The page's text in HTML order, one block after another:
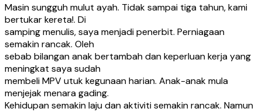
Masin sungguh mulut ayah. Tidak sampai tiga tahun, kami
bertukar kereta!. Di
samping menulis, saya menjadi penerbit. Perniagaan
semakin rancak. Oleh
sebab bilangan anak bertambah dan keperluan kerja yang
meningkat saya sudah
membeli MPV utuk kegunaan harian. Anak-anak mula
menjejak menara gading.
Kehidupan semakin laju dan aktiviti semakin rancak. Namun